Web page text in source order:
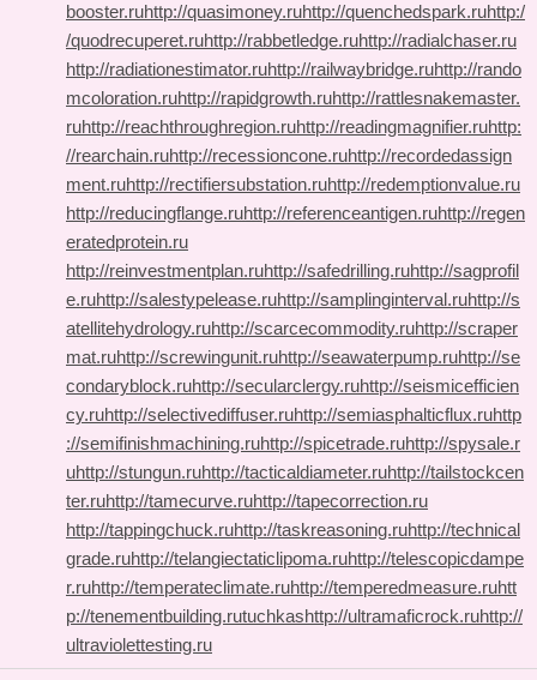
booster.ruhttp://quasimoney.ruhttp://quenchedspark.ruhttp:/
/quodrecuperet.ruhttp://rabbetledge.ruhttp://radialchaser.ru
http://radiationestimator.ruhttp://railwaybridge.ruhttp://rando
mcoloration.ruhttp://rapidgrowth.ruhttp://rattlesnakemaster.
ruhttp://reachthroughregion.ruhttp://readingmagnifier.ruhttp:
//rearchain.ruhttp://recessioncone.ruhttp://recordedassign
ment.ruhttp://rectifiersubstation.ruhttp://redemptionvalue.ru
http://reducingflange.ruhttp://referenceantigen.ruhttp://regen
eratedprotein.ru
http://reinvestmentplan.ruhttp://safedrilling.ruhttp://sagprofil
e.ruhttp://salestypelease.ruhttp://samplinginterval.ruhttp://s
atellitehydrology.ruhttp://scarcecommodity.ruhttp://scraper
mat.ruhttp://screwingunit.ruhttp://seawaterpump.ruhttp://se
condaryblock.ruhttp://secularclergy.ruhttp://seismicefficien
cy.ruhttp://selectivediffuser.ruhttp://semiasphalticflux.ruhttp
://semifinishmachining.ruhttp://spicetrade.ruhttp://spysale.r
uhttp://stungun.ruhttp://tacticaldiameter.ruhttp://tailstockcen
ter.ruhttp://tamecurve.ruhttp://tapecorrection.ru
http://tappingchuck.ruhttp://taskreasoning.ruhttp://technical
grade.ruhttp://telangiectaticlipoma.ruhttp://telescopicdampe
r.ruhttp://temperateclimate.ruhttp://temperedmeasure.ruhtt
p://tenementbuilding.rutuchkashttp://ultramaficrock.ruhttp://
ultraviolettesting.ru